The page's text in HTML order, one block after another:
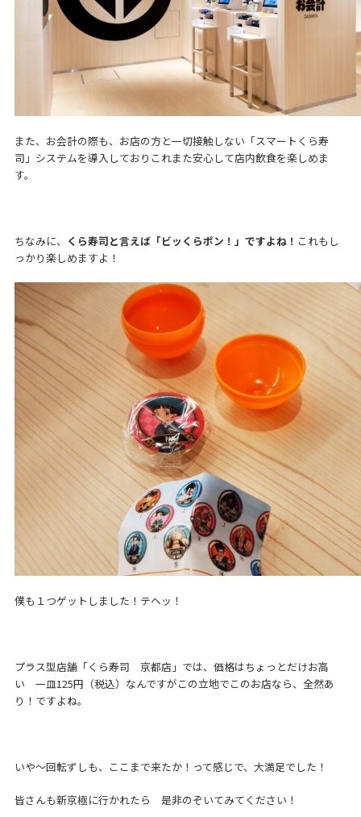
また、お会計の際も、お店の方と一切接触しない「スマートくら寿
司」システムを導入しておりこれまた安心して店内飲食を楽しめま
す。
ちなみに、 くら寿司と言えば「ビッくらポン！」ですよね！ これもし
っかり楽しめますよ！
僕も１つゲットしました！テヘッ！
プラス型店舗「くら寿司 京都店」では、価格はちょっとだけお高
い 一皿125円（税込）なんですがこの立地でこのお店なら、全然あ
り！ですよね。
いや～回転ずしも、ここまで来たか！って感じで、大満足でした！
皆さんも新京極に行かれたら 是非のぞいてみてください！